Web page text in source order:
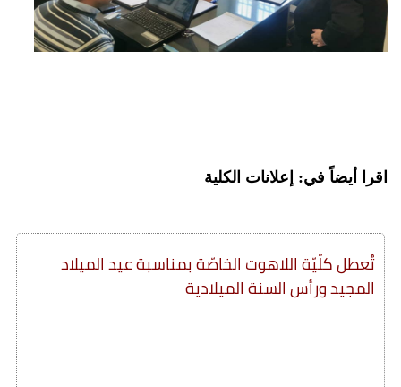
اقرا أيضاً في: إعلانات الكلية
تُعطل كلّيّة اللاهوت الخاصّة بمناسبة عيد الميلاد
المجيد ورأس السنة الميلادية